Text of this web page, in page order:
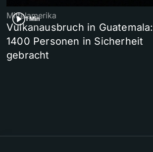
1 Min
Mittelamerika
Vulkanausbruch in Guatemala:
1400 Personen in Sicherheit
gebracht